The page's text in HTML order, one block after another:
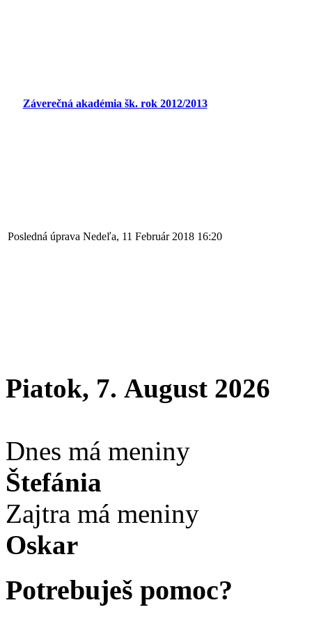
Záverečná akadémia šk. rok 2012/2013
Posledná úprava Nedeľa, 11 Február 2018 16:20
Piatok, 7. August 2026
Dnes má meniny
Štefánia
Zajtra má meniny
Oskar
Potrebuješ pomoc?